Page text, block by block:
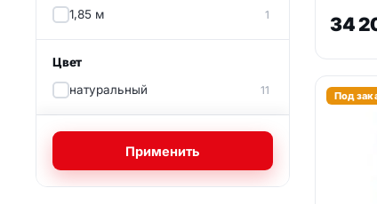
1,85 м 1
Цвет
натуральный
11
Применить
34
Под